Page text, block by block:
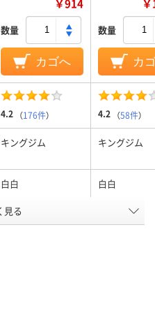
￥914
数量
カゴへ
数量
カ
4.2 （176件） 4.2 （58件）
キングジム キングジム
白白 白白
黒黒
見る